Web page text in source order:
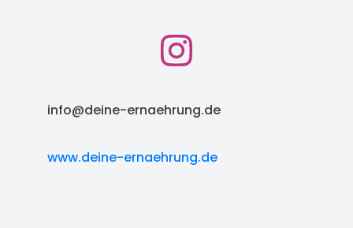
info@deine-ernaehrung.de
www.deine-ernaehrung.de